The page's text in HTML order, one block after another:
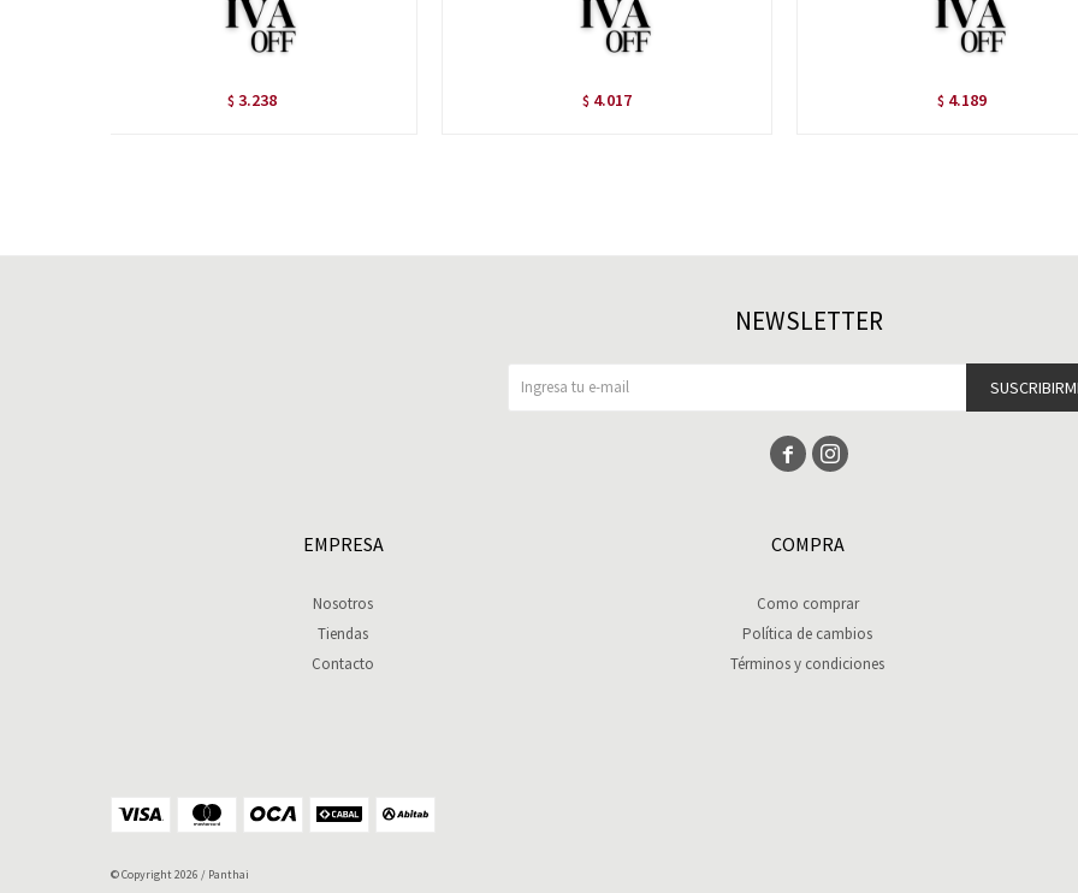
$ 3.238 $ 4.017 $ 4.189
EMPRESA
Nosotros
Tiendas
Contacto
COMPRA
Como comprar
Política de cambios
Términos y condiciones
NEWSLETTER
 
© Copyright 2026 / Panthai